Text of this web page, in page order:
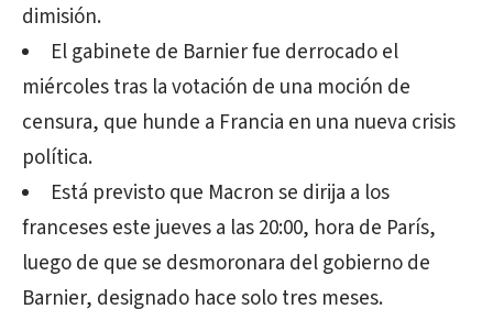
dimisión.
El gabinete de Barnier fue derrocado el
miércoles tras la votación de una moción de
censura, que hunde a Francia en una nueva crisis
política.
Está previsto que Macron se dirija a los
franceses este jueves a las 20:00, hora de París,
luego de que se desmoronara del gobierno de
Barnier, designado hace solo tres meses.